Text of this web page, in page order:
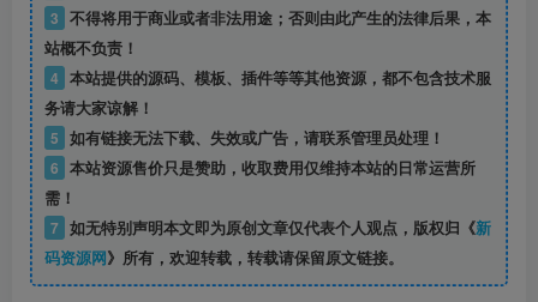
3
站概不负责！
4 本站提供的源码、模板、插件等等其他资源，都不包含技术服
务请大家谅解！
5 如有链接无法下载、失效或广告，请联系管理员处理！
6 本站资源售价只是赞助，收取费用仅维持本站的日常运营所
需！
7 如无特别声明本文即为原创文章仅代表个人观点，版权归《新
码资源网》所有，欢迎转载，转载请保留原文链接。